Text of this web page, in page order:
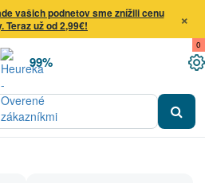
vašich podnetov sme znížili cenu
Teraz už od 2,99€!
×
99%
0